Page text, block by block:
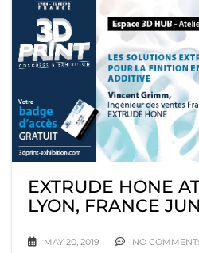
EXTRUDE HONE
LYON, FRANCE
MAY 20, 2019 NO